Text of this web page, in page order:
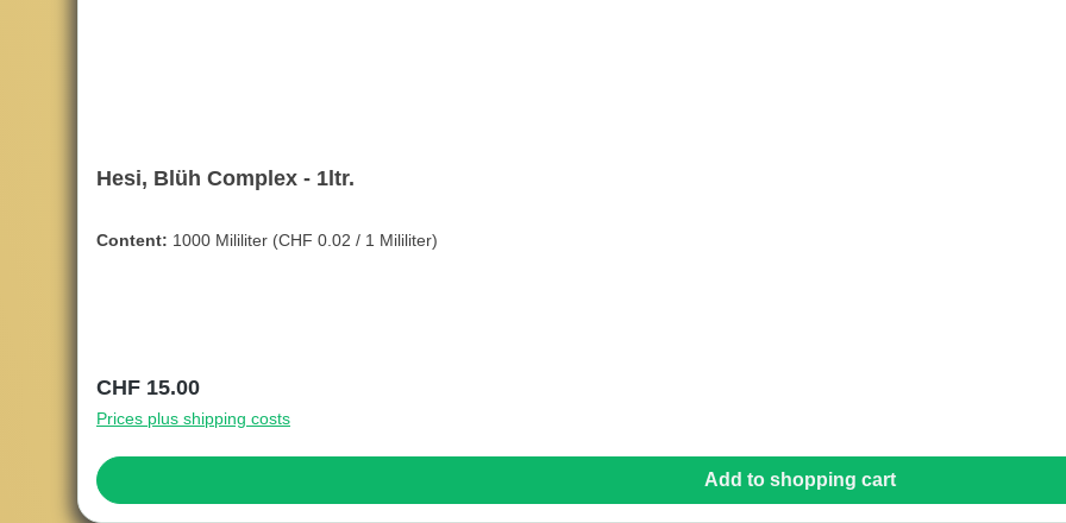
Hesi, Blüh Complex - 1ltr.
Content: 1000 Mililiter (CHF 0.02 / 1 Mililiter)
Regular price:
CHF 15.00
Prices plus shipping costs
Add to shopping cart